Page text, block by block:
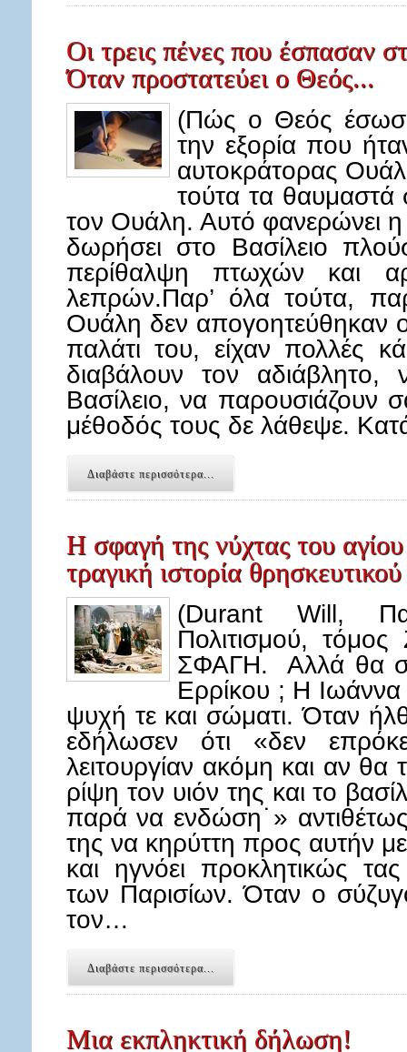
Οι τρεις πένες που έσπασαν
Όταν προστατεύει ο Θεός...
(Πώς ο Θεός
την εξορία που
αυτοκράτορας
τούτα τα θαυμαστά
τον Ουάλη. Αυτό φανερώνει η
δωρήσει στο Βασίλειο
περίθαλψη πτωχών και
λεπρών.Παρ’ όλα τούτα,
Ουάλη δεν απογοητεύθηκαν
παλάτι του, είχαν πολλές
διαβάλουν τον
Βασίλειο, να παρουσιάζουν
μέθοδός τους δε λάθεψε.
Διαβάστε περισσότερα...
Η σφαγή της νύχτας του
τραγική ιστορία
(Durant Will,
Πολιτισμού,
ΣΦΑΓΗ. Αλλά θα
Ερρίκου ; Η Ιωάννα
ψυχή τε και σώματι. Όταν
εδήλωσεν ότι «δεν
λειτουργίαν ακόμη και αν θα
ρίψη τον υιόν της και το
παρά να ενδώση˙»
της να κηρύττη προς αυτήν
και ηγνόει προκλητικώς
των Παρισίων. Όταν ο
τον…
Διαβάστε περισσότερα...
Μια εκπληκτική δήλωση!